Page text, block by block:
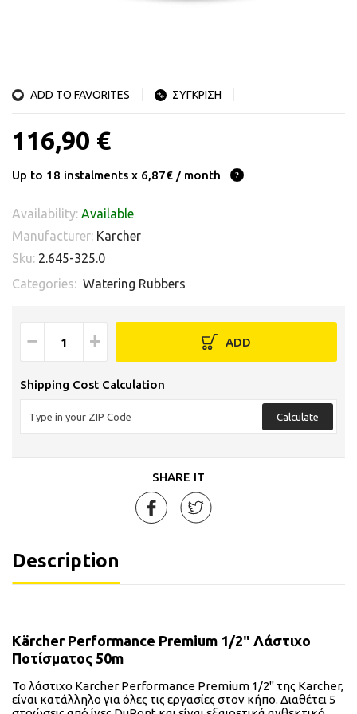
ADD TO FAVORITES ΣΥΓΚΡΙΣΗ
116,90 €
Up to 18 instalments x 6,87€ / month
Availability: Available
Manufacturer: Karcher
Sku: 2.645-325.0
Categories: Watering Rubbers
− + ADD
Shipping Cost Calculation
Calculate
SHARE IT
Description
Kärcher Performance Premium 1/2″ Λάστιχο
Ποτίσματος 50m
Το λάστιχο Karcher Performance Premium 1/2" της Karcher,
είναι κατάλληλο για όλες τις εργασίες στον κήπο. Διαθέτει 5